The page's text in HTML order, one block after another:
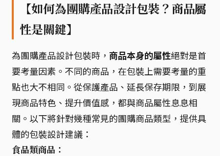
【如何為團購產品設計包裝？商品屬
性是關鍵】
為團購產品設計包裝時， 商品本身的屬性絕對是首
要考量因素。不同的商品，在包裝上需要考量的重
點也大不相同。從保護產品、延長保存期限，到展
現商品特色、提升價值感，都與商品屬性息息相
關。以下將針對幾種常見的團購商品類型，提供具
體的包裝設計建議：
食品類商品：